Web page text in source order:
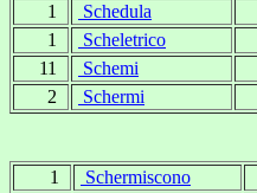
1
Schedula
1
Scheletrico
11
Schemi
2
Schermi
1 Schermiscono